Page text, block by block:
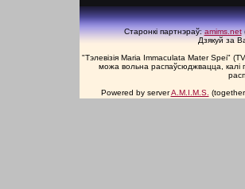
Старонкі партнэраў:amims.net
Дзякуй за
"Тэлевізія Maria Immaculata Mater Spei"
можа вольна распаўсюджвацца, калі
Powered by serverA.M.I.M.S.